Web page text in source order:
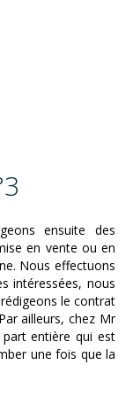
ensuite des
en vente ou en
Nous effectuons
intéressées, nous
le contrat
ailleurs, chez Mr
entière qui est
une fois que la